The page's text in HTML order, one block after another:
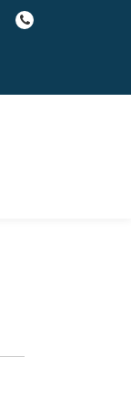
fa-